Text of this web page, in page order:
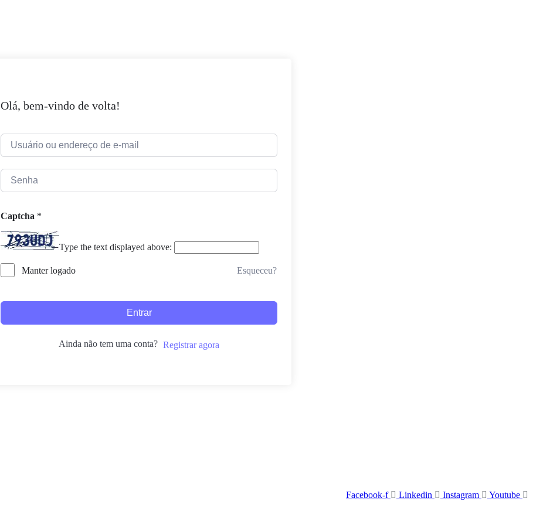
Olá, bem-vindo de volta!
Captcha *
Type the text displayed above:
Manter logado Esqueceu?
Entrar
Ainda não tem uma conta? Registrar agora
Facebook-f Linkedin Instagram Youtube